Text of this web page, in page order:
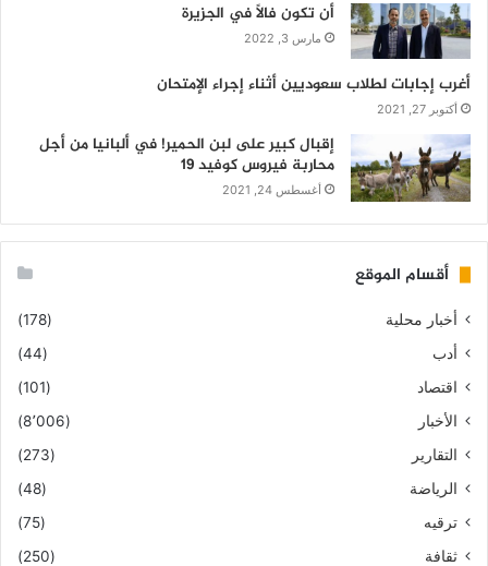
أن تكون فالاً في الجزيرة
مارس 3, 2022
أغرب إجابات لطلاب سعوديين أثناء إجراء الإمتحان
أكتوبر 27, 2021
إقبال كبير على لبن الحمير! في ألبانيا من أجل
محاربة فيروس كوفيد 19
أغسطس 24, 2021
أقسام الموقع
أخبار محلية
(178)
أدب
(44)
اقتصاد
(101)
الأخبار
(8٬006)
التقارير
(273)
الرياضة
(48)
ترقيه
(75)
ثقافة
(250)